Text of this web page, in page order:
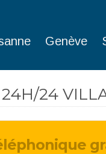
Genève
24